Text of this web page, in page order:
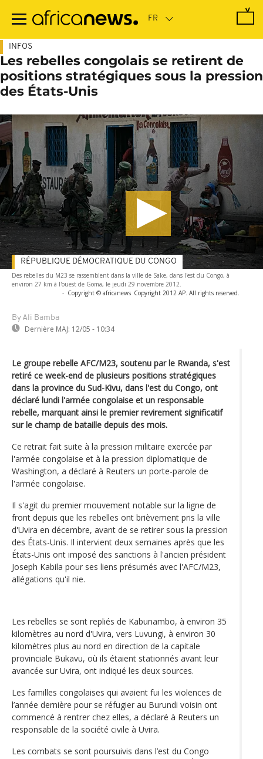
contenu
INFOS
Les rebelles congolais se retirent de
positions stratégiques sous la pression
des États-Unis
Des rebelles du M23 se rassemblent dans la ville de Sake, dans l'est du Congo, à
environ 27 km à l'ouest de Goma, le jeudi 29 novembre 2012.
- Copyright © africanews Copyright 2012 AP. All rights reserved.
By Ali Bamba
Dernière MAJ: 12/05 - 10:34
RÉPUBLIQUE DÉMOCRATIQUE DU CONGO
Le groupe rebelle AFC/M23, soutenu par le Rwanda, s'est
retiré ce week-end de plusieurs positions stratégiques
dans la province du Sud-Kivu, dans l'est du Congo, ont
déclaré lundi l'armée congolaise et un responsable
rebelle, marquant ainsi le premier revirement significatif
sur le champ de bataille depuis des mois.
Ce retrait fait suite à la pression militaire exercée par
l'armée congolaise et à la pression diplomatique de
Washington, a déclaré à Reuters un porte-parole de
l'armée congolaise.
Il s'agit du premier mouvement notable sur la ligne de
front depuis que les rebelles ont brièvement pris la ville
d'Uvira en décembre, avant de se retirer sous la pression
des États-Unis. Il intervient deux semaines après que les
États-Unis ont imposé des sanctions à l'ancien président
Joseph Kabila pour ses liens présumés avec l'AFC/M23,
allégations qu'il nie.
Les rebelles se sont repliés de Kabunambo, à environ 35
kilomètres au nord d'Uvira, vers Luvungi, à environ 30
kilomètres plus au nord en direction de la capitale
provinciale Bukavu, où ils étaient stationnés avant leur
avancée sur Uvira, ont indiqué les deux sources.
Les familles congolaises qui avaient fui les violences de
l’année dernière pour se réfugier au Burundi voisin ont
commencé à rentrer chez elles, a déclaré à Reuters un
responsable de la société civile à Uvira.
Les combats se sont poursuivis dans l’est du Congo